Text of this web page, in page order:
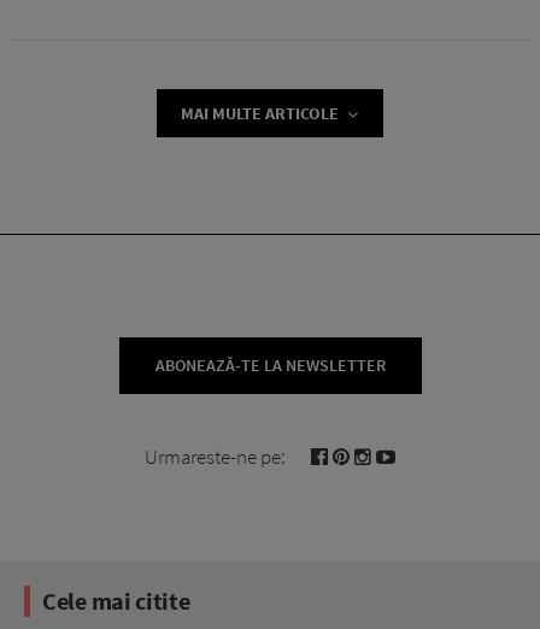
MAI MULTE ARTICOLE
ABONEAZĂ-TE LA NEWSLETTER
Urmareste-ne pe:
Cele mai citite